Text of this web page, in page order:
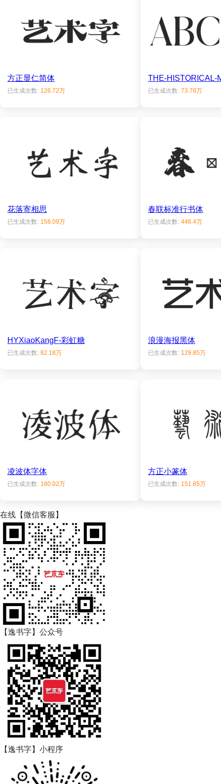
方正显仁简体
已生成次数: 126.72万
THE-HISTORICAL-
已生成次数: 73.78万
花落寄相思
已生成次数: 158.09万
春联标准行书体
已生成次数: 446.4万
HYXiaoKangF-彩虹糖
已生成次数: 82.18万
浪漫海报黑体
已生成次数: 129.85万
凌波体字体
已生成次数: 180.02万
方正小篆体
已生成次数: 151.85万
在线【微信客服】
【逸书字】公众号
【逸书字】小程序